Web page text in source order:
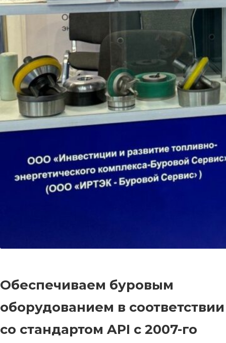
Обеспечиваем буровым
оборудованием в соответствии
со стандартом API c 2007-го